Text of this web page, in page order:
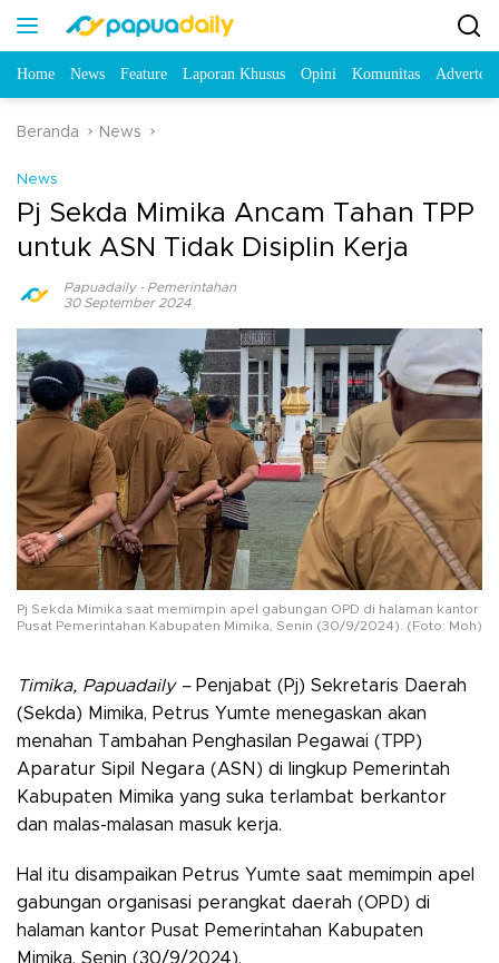
Home News Feature Laporan Khusus Opini Komunitas
Beranda News
News
Pj Sekda Mimika Ancam Tahan TPP
untuk ASN Tidak Disiplin Kerja
Papuadaily- Pemerintahan
30 September 2024
Pj Sekda Mimika saat memimpin apel gabungan OPD di halaman kantor
Pusat Pemerintahan Kabupaten Mimika, Senin (30/9/2024). (Foto: Moh)
Timika, Papuadaily – Penjabat (Pj) Sekretaris Daerah
(Sekda) Mimika, Petrus Yumte menegaskan akan
menahan Tambahan Penghasilan Pegawai (TPP)
Aparatur Sipil Negara (ASN) di lingkup Pemerintah
Kabupaten Mimika yang suka terlambat berkantor
dan malas-malasan masuk kerja.
Hal itu disampaikan Petrus Yumte saat memimpin apel
gabungan organisasi perangkat daerah (OPD) di
halaman kantor Pusat Pemerintahan Kabupaten
Mimika, Senin (30/9/2024).